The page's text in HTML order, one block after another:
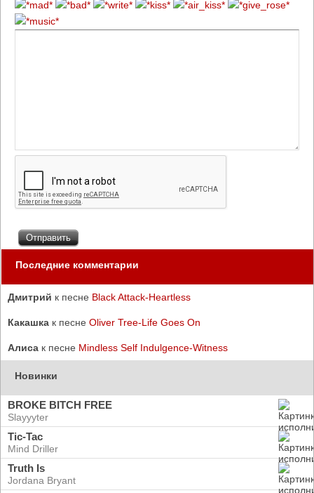
Последние комментарии
Дмитрий к песне Black Attack-Heartless
Какашка к песне Oliver Tree-Life Goes On
Алиса к песне Mindless Self Indulgence-Witness
Новинки
BROKE BITCH FREE
Slayyyter
Tic-Tac
Mind Driller
Truth Is
Jordana Bryant